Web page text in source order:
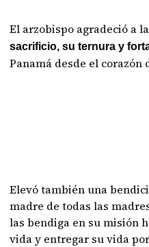
El arzobispo agradeció a
sacrificio, su ternura y
Panamá desde el corazón
Elevó también una
madre de todas las
las bendiga en su misión
vida y entregar su vida